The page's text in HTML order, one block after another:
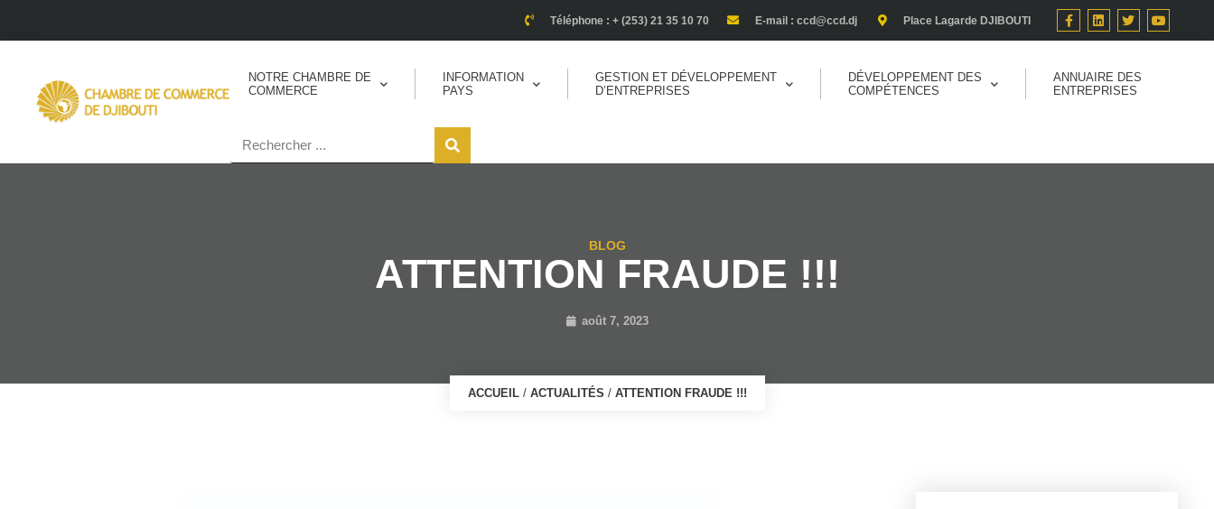
Téléphone : + (253) 21 35 10 70 E-mail : ccd@ccd.dj Place Lagarde DJIBOUTI
NOTRE CHAMBRE DE
COMMERCE
INFORMATION
PAYS
GESTION ET DÉVELOPPEMENT
D’ENTREPRISES
DÉVELOPPEMENT DES
COMPÉTENCES
ANNUAIRE DES
ENTREPRISES
BLOG
ATTENTION FRAUDE !!!
août 7, 2023
ACCUEIL/ ACTUALITÉS / ATTENTION FRAUDE !!!